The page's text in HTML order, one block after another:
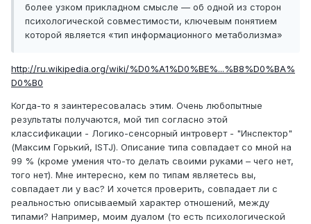
более узком прикладном смысле — об одной из сторон
психологической совместимости, ключевым понятием
которой является «тип информационного метаболизма»
http://ru.wikipedia.org/wiki/%D0%A1%D0%BE%...%B8%D0%BA%
D0%B0
Когда-то я заинтересовалась этим. Очень любопытные
результаты получаются, мой тип согласно этой
классификации - Логико-сенсорный интроверт - "Инспектор"
(Максим Горький, ISTJ). Описание типа совпадает со мной на
99 % (кроме умения что-то делать своими руками – чего нет,
того нет). Мне интересно, кем по типам являетесь вы,
совпадает ли у вас? И хочется проверить, совпадает ли с
реальностью описываемый характер отношений, между
типами? Например, моим дуалом (то есть психологической